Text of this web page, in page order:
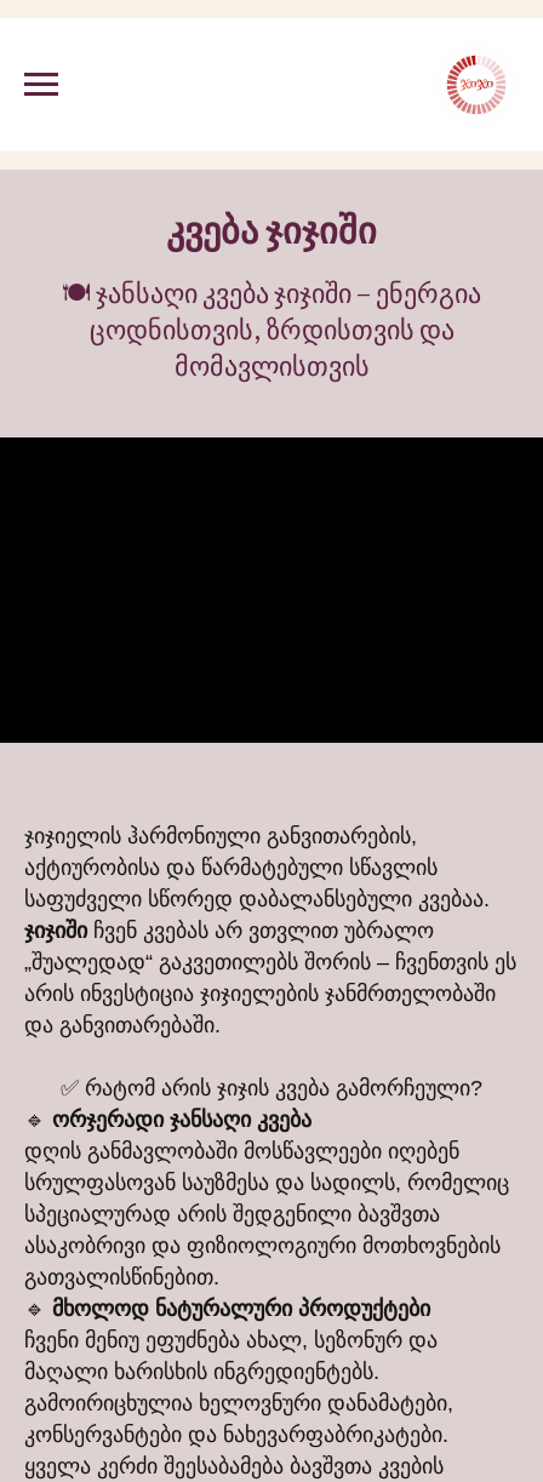
კვება ჯიჯიში
🍽 ჯანსაღი კვება ჯიჯიში – ენერგია
ცოდნისთვის, ზრდისთვის და
მომავლისთვის
ჯიჯიელის ჰარმონიული განვითარების,
აქტიურობისა და წარმატებული სწავლის
საფუძველი სწორედ დაბალანსებული კვებაა.
ჯიჯიშიჩვენ კვებას არ ვთვლით უბრალო
„შუალედად“ გაკვეთილებს შორის – ჩვენთვის ეს
არის ინვესტიცია ჯიჯიელების ჯანმრთელობაში
და განვითარებაში.
✅ რატომ არის ჯიჯის კვება გამორჩეული?
🔹 ორჯერადი ჯანსაღი კვება
დღის განმავლობაში მოსწავლეები იღებენ
სრულფასოვან საუზმესა და სადილს, რომელიც
სპეციალურად არის შედგენილი ბავშვთა
ასაკობრივი და ფიზიოლოგიური მოთხოვნების
გათვალისწინებით.
🔹 მხოლოდ ნატურალური პროდუქტები
ჩვენი მენიუ ეფუძნება ახალ, სეზონურ და
მაღალი ხარისხის ინგრედიენტებს.
გამოირიცხულია ხელოვნური დანამატები,
კონსერვანტები და ნახევარფაბრიკატები.
ყველა კერძი შეესაბამება ბავშვთა კვების